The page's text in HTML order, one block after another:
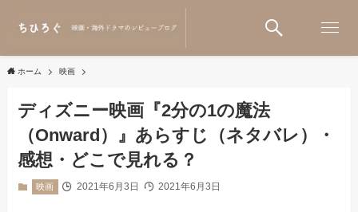
ホーム 映画
ディズニー映画『2分の1の魔法
（Onward）』あらすじ（ネタバレ）・
感想・どこで見れる？
映画 2021年6月3日 2021年6月3日